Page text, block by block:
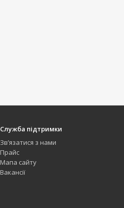
Служба підтримки
Зв’язатися з нами
Прайс
Мапа сайту
Вакансії